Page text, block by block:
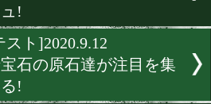
ダイエット
ンプ]2020.9.13
紘人ら4選手が熱海で
シュ!